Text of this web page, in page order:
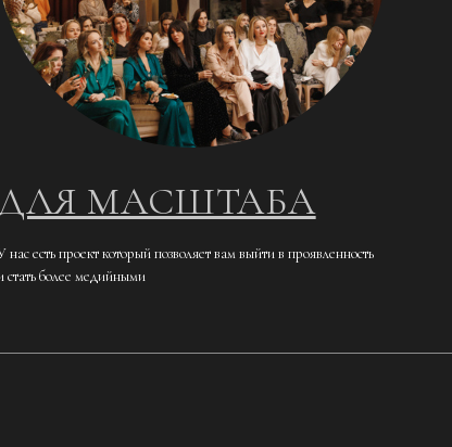
МАСШТАБА
нас есть проект который позволяет вам выйти в проявленность
стать более медийными